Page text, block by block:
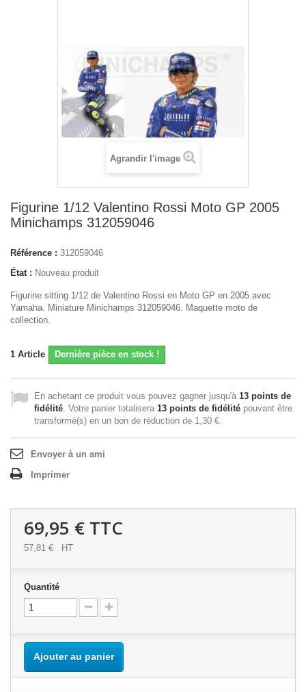
Agrandir l'image
Figurine 1/12 Valentino Rossi Moto GP 2005
Minichamps 312059046
Référence : 312059046
État : Nouveau produit
Figurine sitting 1/12 de Valentino Rossi en Moto GP en 2005 avec
Yamaha. Miniature Minichamps 312059046. Maquette moto de
collection.
1 Article Dernière pièce en stock !
En achetant ce produit vous pouvez gagner jusqu'à 13 points de
fidélité. Votre panier totalisera 13 points de fidélité pouvant être
transformé(s) en un bon de réduction de 1,30 €.
Envoyer à un ami
Imprimer
69,95 € TTC
57,81 € HT
Quantité
Ajouter au panier